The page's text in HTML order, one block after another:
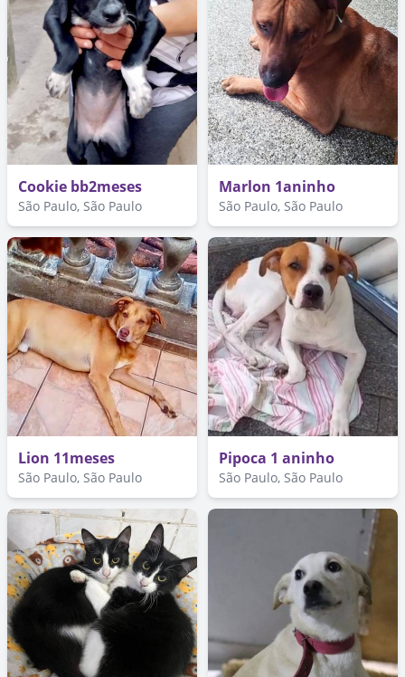
Cookie bb2meses
São Paulo, São Paulo
Marlon 1aninho
São Paulo, São Paulo
Lion 11meses
São Paulo, São Paulo
Pipoca 1 aninho
São Paulo, São Paulo